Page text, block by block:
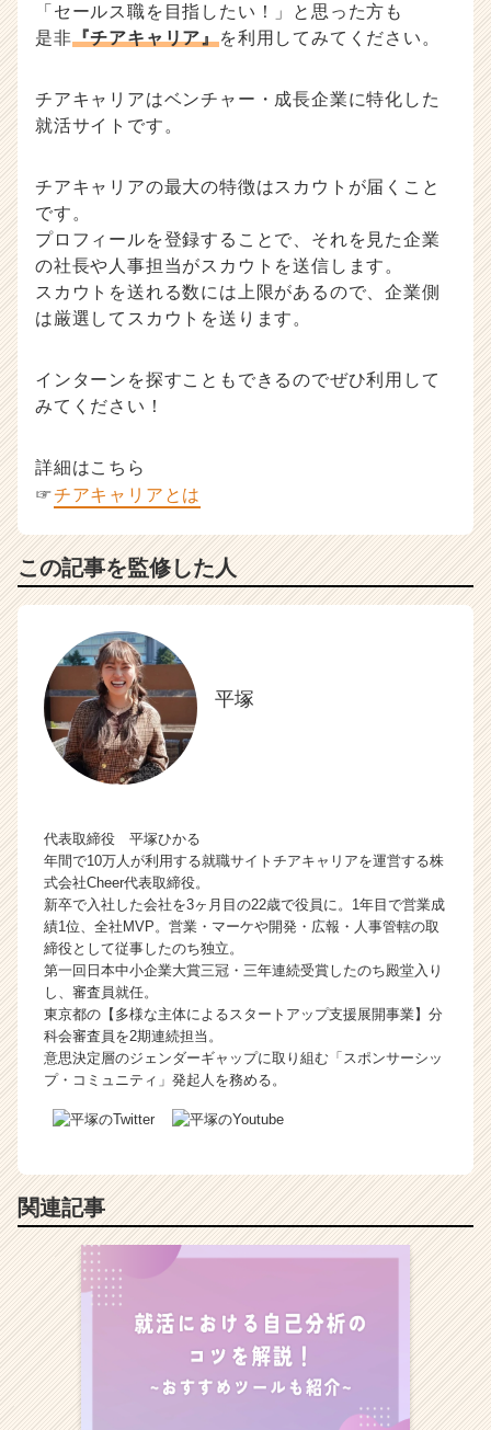
「セールス職を目指したい！」と思った方も
是非『チアキャリア』を利用してみてください。
チアキャリアはベンチャー・成長企業に特化した
就活サイトです。
チアキャリアの最大の特徴はスカウトが届くこと
です。
プロフィールを登録することで、それを見た企業
の社長や人事担当がスカウトを送信します。
スカウトを送れる数には上限があるので、企業側
は厳選してスカウトを送ります。
インターンを探すこともできるのでぜひ利用して
みてください！
詳細はこちら
☞チアキャリアとは
この記事を監修した人
平塚
代表取締役 平塚ひかる
年間で10万人が利用する就職サイトチアキャリアを運営する株
式会社Cheer代表取締役。
新卒で入社した会社を3ヶ月目の22歳で役員に。1年目で営業成
績1位、全社MVP。営業・マーケや開発・広報・人事管轄の取
締役として従事したのち独立。
第一回日本中小企業大賞三冠・三年連続受賞したのち殿堂入り
し、審査員就任。
東京都の【多様な主体によるスタートアップ支援展開事業】分
科会審査員を2期連続担当。
意思決定層のジェンダーギャップに取り組む「スポンサーシッ
プ・コミュニティ」発起人を務める。
関連記事